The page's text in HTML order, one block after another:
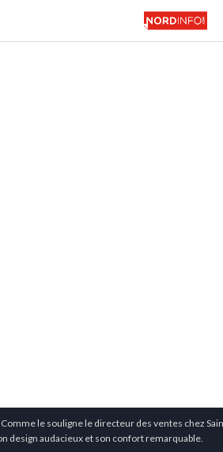
le souligne le directeur des ventes chez
design audacieux et son confort remarquable.